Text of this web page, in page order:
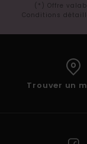
(*) Offre
Conditions
Trouver un